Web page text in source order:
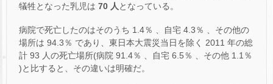
犠牲となった乳児は 70 人 となっている。
病院で死亡したのはそのうち 1.4％ 、自宅 4.3％ 、その他の
場所は 94.3％ であり、東日本大震災当日を除く 2011 年の総
計 93 人の死亡場所(病院 91.4％ 、自宅 6.5％ 、その他 1.1％
)と比すると、その違いは明確だ。